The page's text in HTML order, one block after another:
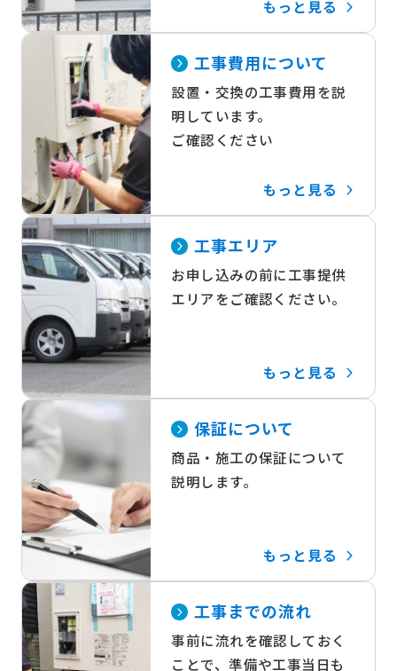
もっと見る
工事費用について
設置・交換の工事費用を説
明しています。
ご確認ください
もっと見る
工事エリア
お申し込みの前に工事提供
エリアをご確認ください。
もっと見る
保証について
商品・施工の保証について
説明します。
もっと見る
工事までの流れ
事前に流れを確認しておく
ことで、準備や工事当日も